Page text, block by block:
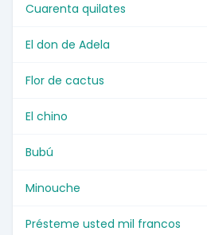
Cuarenta quilates
El don de Adela
Flor de cactus
El chino
Bubú
Minouche
Présteme usted mil francos